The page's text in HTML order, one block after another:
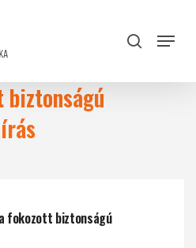
search
Menu
fokozott biztonságú
Close